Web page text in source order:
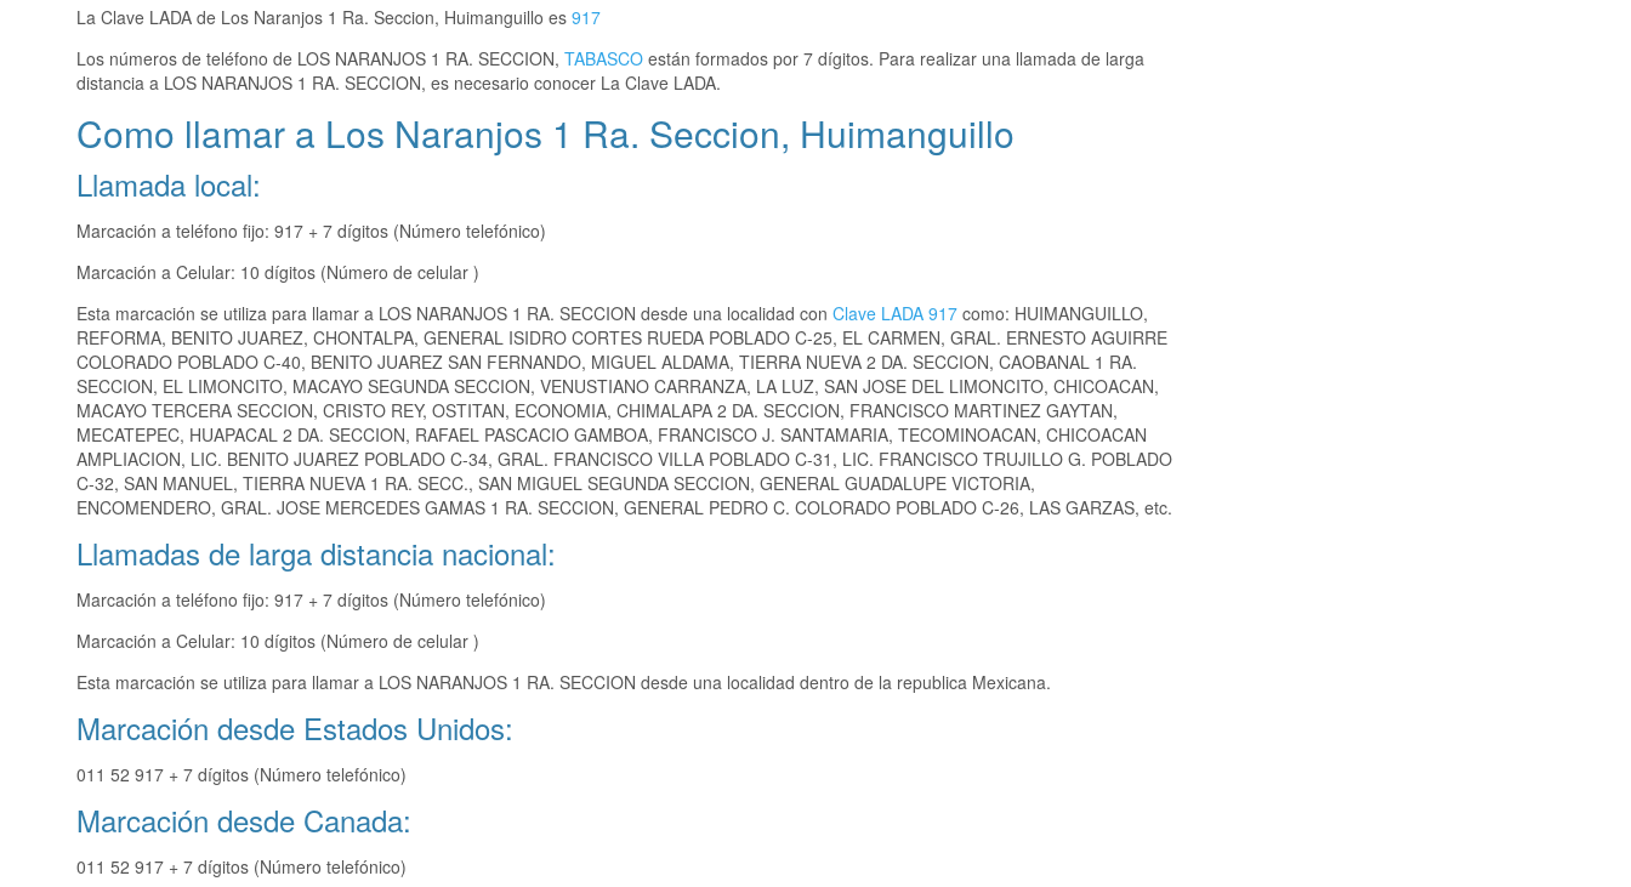
La Clave LADA de Los Naranjos 1 Ra. Seccion, Huimanguillo es 917
Los números de teléfono de LOS NARANJOS 1 RA. SECCION, TABASCO están formados por 7 dígitos. Para realizar una llamada de larga
distancia a LOS NARANJOS 1 RA. SECCION, es necesario conocer La Clave LADA.
Como llamar a Los Naranjos 1 Ra. Seccion, Huimanguillo
Llamada local:
Marcación a teléfono fijo: 917 + 7 dígitos (Número telefónico)
Marcación a Celular: 10 dígitos (Número de celular )
Esta marcación se utiliza para llamar a LOS NARANJOS 1 RA. SECCION desde una localidad con Clave LADA 917 como: HUIMANGUILLO,
REFORMA, BENITO JUAREZ, CHONTALPA, GENERAL ISIDRO CORTES RUEDA POBLADO C-25, EL CARMEN, GRAL. ERNESTO AGUIRRE
COLORADO POBLADO C-40, BENITO JUAREZ SAN FERNANDO, MIGUEL ALDAMA, TIERRA NUEVA 2 DA. SECCION, CAOBANAL 1 RA.
SECCION, EL LIMONCITO, MACAYO SEGUNDA SECCION, VENUSTIANO CARRANZA, LA LUZ, SAN JOSE DEL LIMONCITO, CHICOACAN,
MACAYO TERCERA SECCION, CRISTO REY, OSTITAN, ECONOMIA, CHIMALAPA 2 DA. SECCION, FRANCISCO MARTINEZ GAYTAN,
MECATEPEC, HUAPACAL 2 DA. SECCION, RAFAEL PASCACIO GAMBOA, FRANCISCO J. SANTAMARIA, TECOMINOACAN, CHICOACAN
AMPLIACION, LIC. BENITO JUAREZ POBLADO C-34, GRAL. FRANCISCO VILLA POBLADO C-31, LIC. FRANCISCO TRUJILLO G. POBLADO
C-32, SAN MANUEL, TIERRA NUEVA 1 RA. SECC., SAN MIGUEL SEGUNDA SECCION, GENERAL GUADALUPE VICTORIA,
ENCOMENDERO, GRAL. JOSE MERCEDES GAMAS 1 RA. SECCION, GENERAL PEDRO C. COLORADO POBLADO C-26, LAS GARZAS, etc.
Llamadas de larga distancia nacional:
Marcación a teléfono fijo: 917 + 7 dígitos (Número telefónico)
Marcación a Celular: 10 dígitos (Número de celular )
Esta marcación se utiliza para llamar a LOS NARANJOS 1 RA. SECCION desde una localidad dentro de la republica Mexicana.
Marcación desde Estados Unidos:
011 52 917 + 7 dígitos (Número telefónico)
Marcación desde Canada:
011 52 917 + 7 dígitos (Número telefónico)